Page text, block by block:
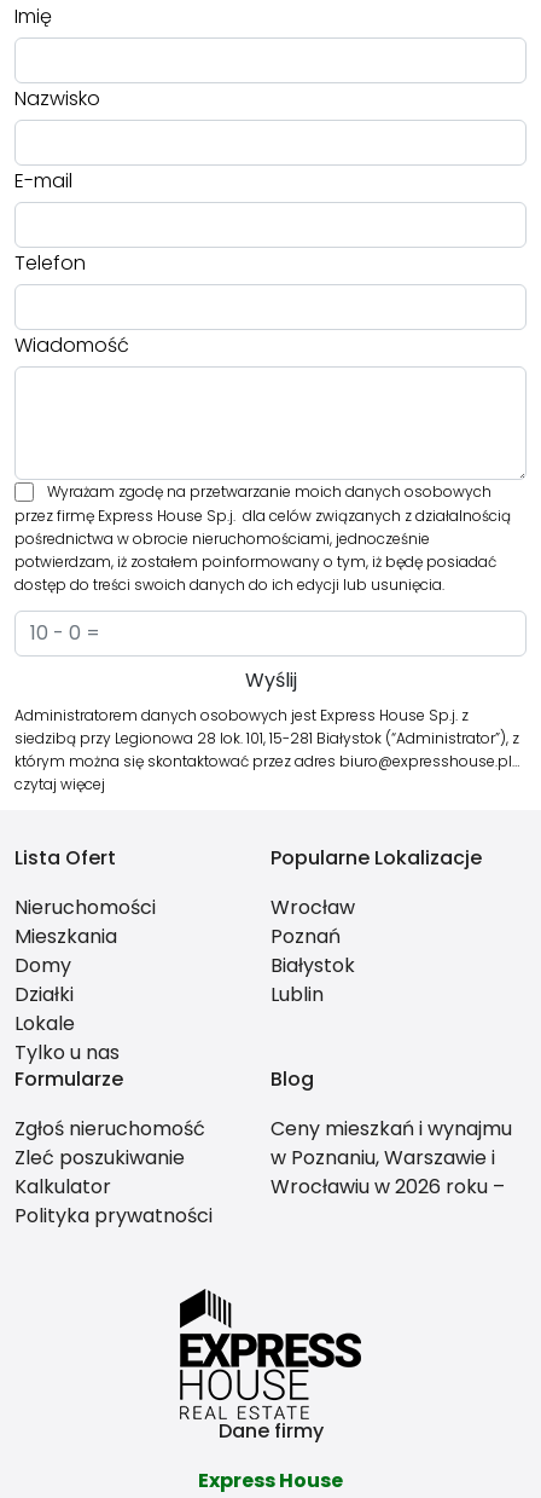
Imię
Nazwisko
E-mail
Telefon
Wiadomość
Wyrażam zgodę na przetwarzanie moich danych osobowych
przez firmę Express House Sp.j. dla celów związanych z działalnością
pośrednictwa w obrocie nieruchomościami, jednocześnie
potwierdzam, iż zostałem poinformowany o tym, iż będę posiadać
dostęp do treści swoich danych do ich edycji lub usunięcia.
Administratorem danych osobowych jest Express House Sp.j. z
siedzibą przy Legionowa 28 lok. 101, 15-281 Białystok (“Administrator”), z
którym można się skontaktować przez adres biuro@expresshouse.pl…
czytaj więcej
Lista Ofert
Nieruchomości
Mieszkania
Domy
Działki
Lokale
Tylko u nas
Popularne Lokalizacje
Wrocław
Poznań
Białystok
Lublin
Formularze
Zgłoś nieruchomość
Zleć poszukiwanie
Kalkulator
Polityka prywatności
Blog
Ceny mieszkań i wynajmu
w Poznaniu, Warszawie i
Wrocławiu w 2026 roku –
Dane firmy
Express House